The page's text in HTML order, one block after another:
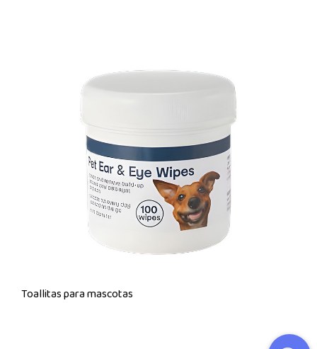
Toallitas para mascotas